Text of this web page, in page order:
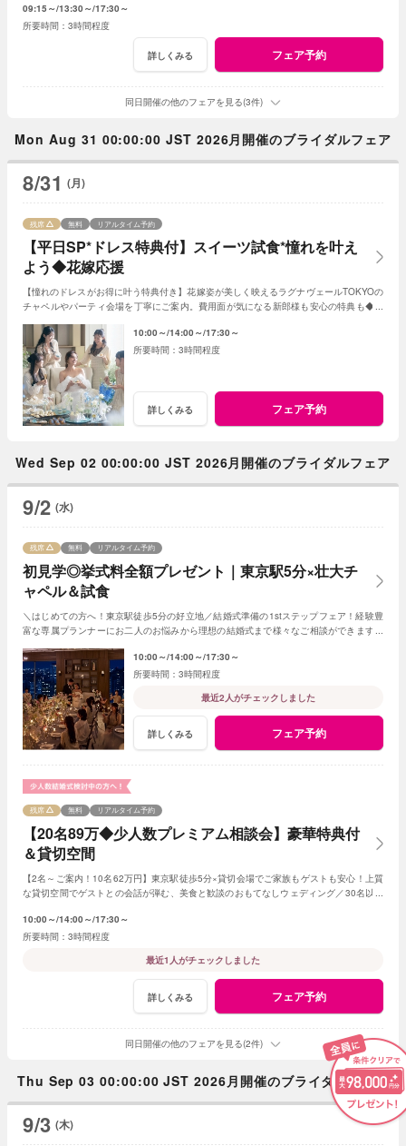
09:15～ 13:30～ 17:30～
3時間程度
詳しくみる フェア予約
同日開催の他のフェアを見る(3件)
Mon Aug 31 00:00:00 JST 2026月開催のブライダルフェア
8/31 (月)
【平日SP*ドレス特典付】スイーツ試食*憧れを叶え
よう◆花嫁応援
残席 無料 リアルタイム予約
【憧れのドレスがお得に叶う特典付き】花嫁姿が美しく映えるラグナヴェールTOKYOの
チャペルやパーティ会場を丁寧にご案内。費用面が気になる新郎様も安心の特典も◆専
10:00～ 14:00～ 17:30～
3時間程度
詳しくみる フェア予約
Wed Sep 02 00:00:00 JST 2026月開催のブライダルフェア
9/2 (水)
初見学◎挙式料全額プレゼント｜東京駅5分×壮大チ
ャペル＆試食
残席 無料 リアルタイム予約
＼はじめての方へ！東京駅徒歩5分の好立地／結婚式準備の1stステップフェア！経験豊
富な専属プランナーにお二人のお悩みから理想の結婚式まで様々なご相談ができます。
10:00～ 14:00～ 17:30～
3時間程度
最近2人がチェックしました
詳しくみる フェア予約
【20名89万◆少人数プレミアム相談会】豪華特典付
＆貸切空間
残席 無料 リアルタイム予約
【2名～ご案内！10名62万円】東京駅徒歩5分×貸切会場でご家族もゲストも安心！上質
な貸切空間でゲストとの会話が弾む、美食と歓談のおもてなしウェディング／30名以下
10:00～ 14:00～ 17:30～
3時間程度
最近1人がチェックしました
詳しくみる フェア予約
同日開催の他のフェアを見る(2件)
Thu Sep 03 00:00:00 JST 2026月開催のブライダルフェア
9/3 (木)